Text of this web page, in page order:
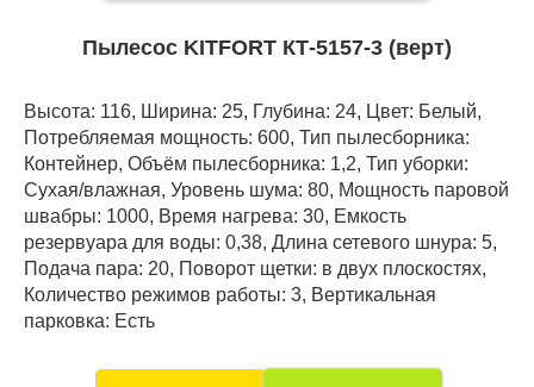
Пылесос KITFORT КТ-5157-3 (верт)
Высота: 116, Ширина: 25, Глубина: 24, Цвет: Белый,
Потребляемая мощность: 600, Тип пылесборника:
Контейнер, Объём пылесборника: 1,2, Тип уборки:
Сухая/влажная, Уровень шума: 80, Мощность паровой
швабры: 1000, Время нагрева: 30, Емкость
резервуара для воды: 0,38, Длина сетевого шнура: 5,
Подача пара: 20, Поворот щетки: в двух плоскостях,
Количество режимов работы: 3, Вертикальная
парковка: Есть